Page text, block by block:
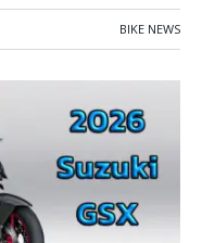
BIKE NEWS